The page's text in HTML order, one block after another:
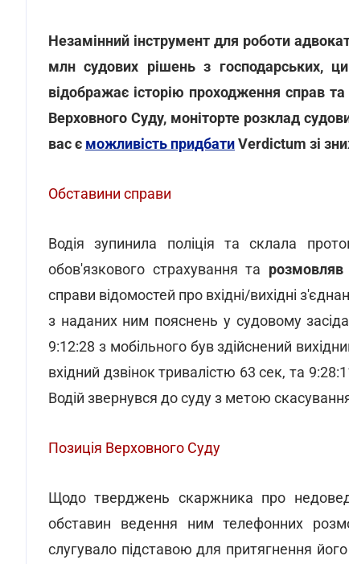
Незамінний інструмент для роботи
млн судових рішень з господарських,
відображає історію проходження справ та
Верховного Суду, моніторте розклад
вас є можливість придбатиVerdictum зі
Обставини справи
Водія зупинила поліція та склала
обов'язкового страхування та
справи відомостей про вхідні/вихідні
з наданих ним пояснень у судовому
9:12:28 з мобільного був здійснений
вхідний дзвінок тривалістю 63 сек, та
Водій звернувся до суду з метою
Позиція Верховного Суду
Щодо тверджень скаржника про
обставин ведення ним телефонних
слугувало підставою для притягнення його